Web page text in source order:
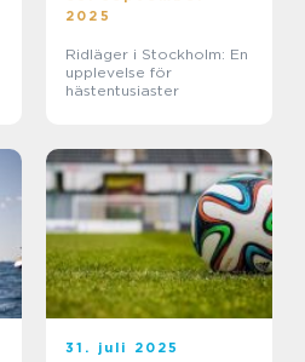
2025
Ridläger i Stockholm: En
upplevelse för
hästentusiaster
31. juli 2025